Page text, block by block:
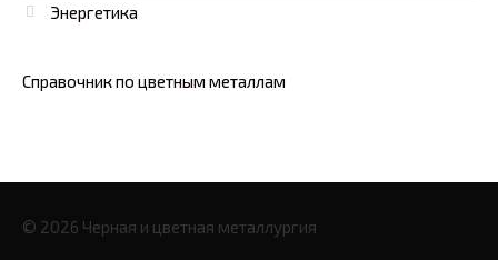
Энергетика
Справочник по цветным металлам
© 2026 Черная и цветная металлургия